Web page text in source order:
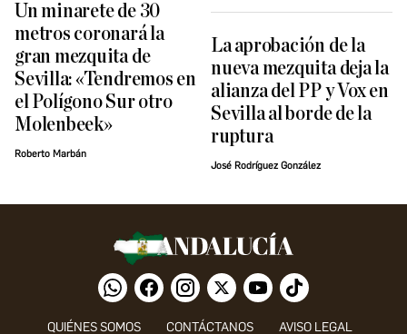
Un minarete de 30
metros coronará la
gran mezquita de
Sevilla: «Tendremos en
el Polígono Sur otro
Molenbeek»
Roberto Marbán
La aprobación de la
nueva mezquita deja la
alianza del PP y Vox en
Sevilla al borde de la
ruptura
José Rodríguez González
QUIÉNES SOMOS CONTÁCTANOS AVISO LEGAL